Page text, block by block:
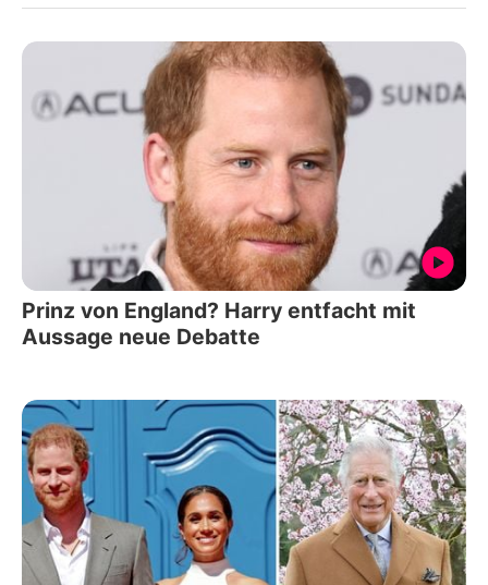
Prinz von England? Harry entfacht mit
Aussage neue Debatte